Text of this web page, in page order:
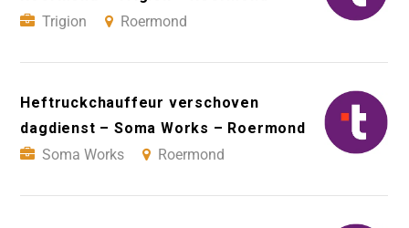
Trigion
Roermond
Heftruckchauffeur verschoven
dagdienst – Soma Works – Roermond
Soma Works
Roermond